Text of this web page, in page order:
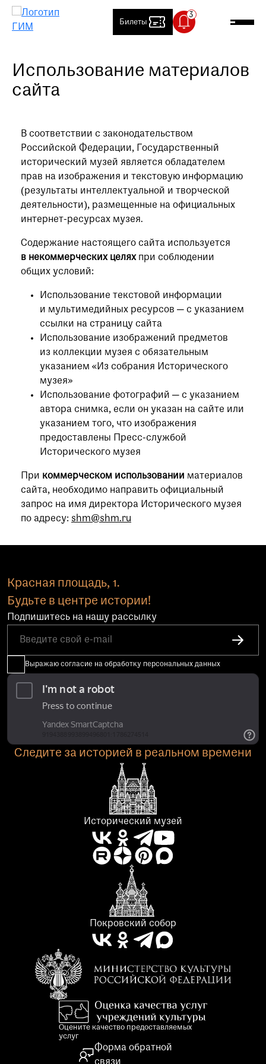
Билеты
Посетителям
О музее
Контакты
Магазин
Медиапортал
Детский сайт
Клуб друзей
Артиллерийский двор временно
технических работ,
Артиллерийский двор временно
Специальный температурный
режим
В залах Исторического музея
температурный режим: 18-20 °C.
Просим вас учитывать это
при посещении музея
Опрос о качестве работы музея
Просим вас пройти опрос
о качестве работы музея. Ваше
мнение поможет нам стать лучше!
Пройти опрос
Использование материалов
сайта
В соответствии с законодательством
Российской Федерации, Государственный
исторический музей является обладателем
прав на изображения и текстовую информацию
(результаты интеллектуальной и творческой
деятельности), размещенные на официальных
интернет-ресурсах музея.
Содержание настоящего сайта используется
в некоммерческих целяхпри соблюдении
общих условий:
Использование текстовой информации
и мультимедийных ресурсов — с указанием
ссылки на страницу сайта
Использование изображений предметов
из коллекции музея с обязательным
указанием «Из собрания Исторического
музея»
Использование фотографий — с указанием
автора снимка, если он указан на сайте или
указанием того, что изображения
предоставлены Пресс-службой
Исторического музея
При коммерческом использовании материалов
сайта, необходимо направить официальный
запрос на имя директора Исторического музея
по адресу: shm@shm.ru
Красная площадь, 1.
Будьте в центре истории!
Подпишитесь на нашу рассылку
Выражаю согласие на обработку персональных данных
Следите за историей в реальном времени
Исторический музей
Покровский собор
Оцените качество предоставляемых
услуг
Форма обратной
связи